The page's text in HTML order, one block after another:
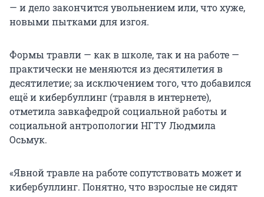
— и дело закончится увольнением или, что хуже,
новыми пытками для изгоя.
Формы травли — как в школе, так и на работе —
практически не меняются из десятилетия в
десятилетие; за исключением того, что добавился
ещё и кибербуллинг (травля в интернете),
отметила завкафедрой социальной работы и
социальной антропологии НГТУ Людмила
Осьмук.
«Явной травле на работе сопутствовать может и
кибербуллинг. Понятно, что взрослые не сидят